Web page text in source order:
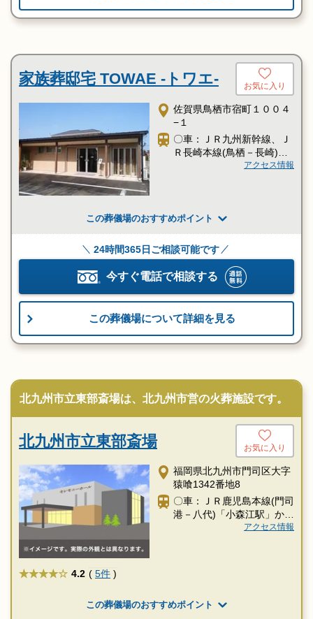
家族葬邸宅 TOWAE -トワエ- お気に入り
佐賀県鳥栖市宿町１００４
−１
〇車：ＪＲ九州新幹線、Ｊ
Ｒ長崎本線(鳥栖－長崎)
「新鳥栖駅」からタクシー
アクセス情報
この葬儀場のおすすめポイント
24時間365日ご相談可能です
今すぐ電話で相談する
この葬儀場について詳細を見る
北九州市立東部斎場は、北九州市営の火葬施設です。
北九州市立東部斎場 お気に入り
福岡県北九州市門司区大字
猿喰1342番地8
〇車：ＪＲ鹿児島本線(門司
港－八代)「小森江駅」から
アクセス情報
★★★★ 4.2 ( 5件 )
この葬儀場のおすすめポイント